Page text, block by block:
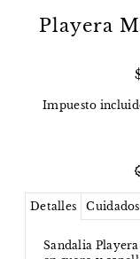
Playera
Impuesto
Detalles
Sandalia